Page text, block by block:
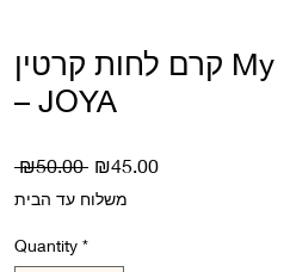
קרם לחות קרטין My Collection
– JOYA
₪50.00 Regular
Price
₪45.00Sale
משלוח עד הבית
Quantity *